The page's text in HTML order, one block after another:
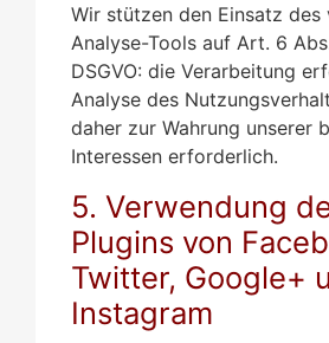
Wir stützen den Einsatz des
Analyse-Tools auf Art. 6
DSGVO: die Verarbeitung
Analyse des
daher zur Wahrung unserer
Interessen erforderlich.
5. Verwendung
Plugins von
Twitter, Google+
Instagram